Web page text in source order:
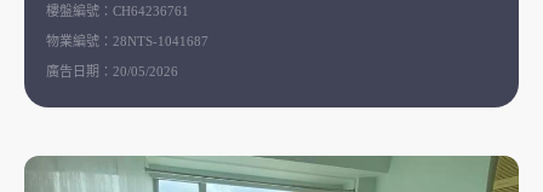
樓盤編號： CH64236761
物業編號： 28NTS-1041687
廣告日期： 20/05/2026